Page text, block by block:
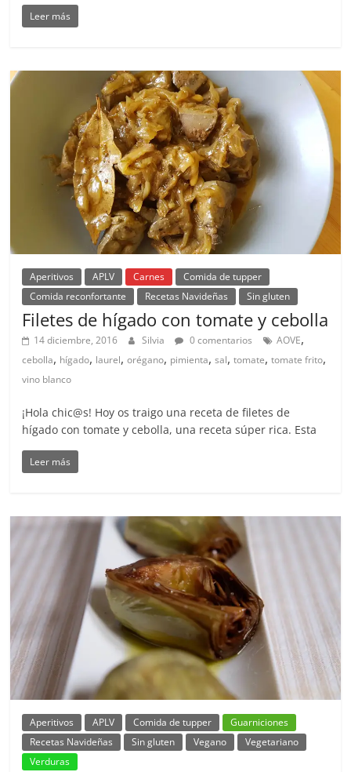
Leer más
Aperitivos APLV Carnes
Comida de tupper
Comida reconfortante
Recetas Navideñas Sin gluten
Filetes de hígado con tomate y cebolla
14 diciembre, 2016 Silvia 0 comentarios AOVE,
cebolla, hígado, laurel,orégano, pimienta,sal,tomate,tomate frito,
vino blanco
¡Hola chic@s! Hoy os traigo una receta de filetes de
hígado con tomate y cebolla, una receta súper rica. Esta
Leer más
Aperitivos APLV Comida de tupper
Guarniciones
Recetas Navideñas
Sin gluten Vegano
Vegetariano
Verduras